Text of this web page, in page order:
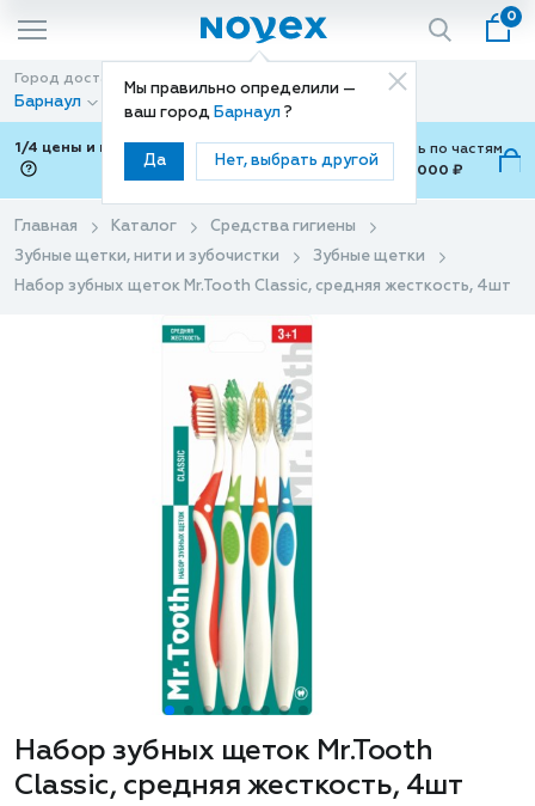
Мы правильно определили —
ваш город Барнаул ?
Да Нет, выбрать другой
0
Город доставки
Барнаул
Способ доставки
Доставка
1/4 цены и покупки ваши с Подели
Можно оплатить по частям
от 700 ₽ до 15,000 ₽
Главная Каталог
Средства гигиены
Зубные щетки, нити и зубочистки
Зубные щетки
Набор зубных щеток Mr.Tooth Classic, средняя жесткость, 4шт
Набор зубных щеток Mr.Tooth
Classic, средняя жесткость, 4шт